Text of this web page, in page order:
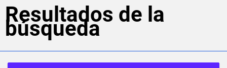
Resultados de la
búsqueda